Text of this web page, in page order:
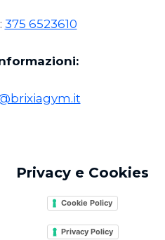
375 6523610
Privacy e Cookies
Cookie Policy
Privacy Policy